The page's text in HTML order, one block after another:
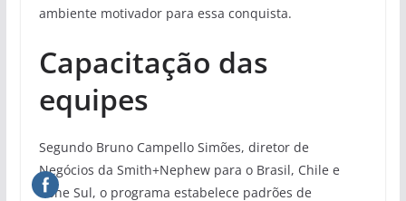
ambiente motivador para essa conquista.
Capacitação das
equipes
Segundo Bruno Campello Simões, diretor de
Negócios da Smith+Nephew para o Brasil, Chile e
Cone Sul, o programa estabelece padrões de